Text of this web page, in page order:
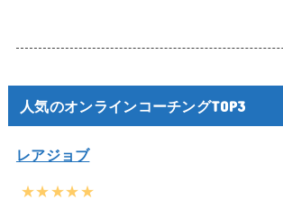
人気のオンラインコーチングTOP3
レアジョブ
★★★★★